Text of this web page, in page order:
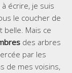
écrire, je suis
le coucher de
belle. Mais ce
des arbres
par les
de mes voisins,